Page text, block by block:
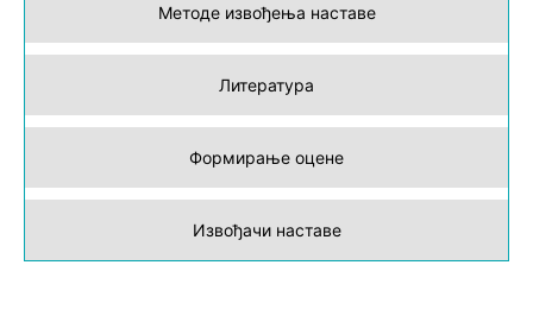
Методе извођења наставе
Литература
Формирање оцене
Извођачи наставе